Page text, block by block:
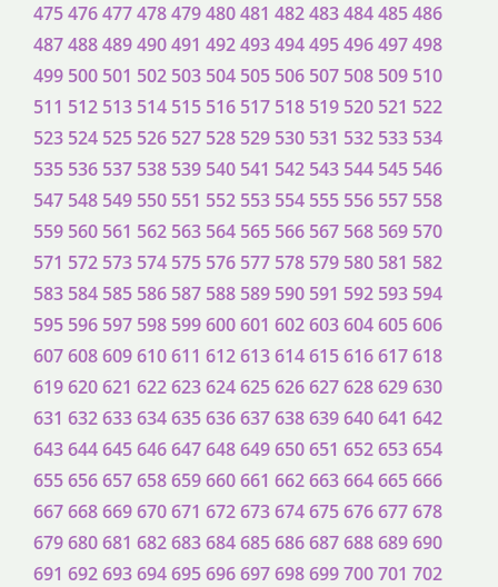
475476477478479480481 482483484485486
487488489490491 492493494495496497498
499 500 501 502 503 504 505 506 507 508 509 510
511 512 513 514 515 516 517 518 519 520 521 522
523 524 525 526 527 528 529 530 531 532 533 534
535 536 537 538 539 540 541 542 543 544 545 546
547 548 549 550 551 552 553 554 555 556 557 558
559 560 561 562 563 564 565 566 567 568 569 570
571 572 573 574 575 576 577 578 579 580 581 582
583 584 585 586 587 588 589 590 591 592 593 594
595 596 597 598 599600601 602603604605606
607608609610611 612613614615616617618
619620621 622623624625626627628629630
631 632633634635636637638639640641 642
643644645646647648649650651 652653654
655656657658659660661 662663664665666
667668669670671 672673674675676677678
679680681 682683684685686687688689690
691 692693694695696697698699700701 702